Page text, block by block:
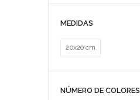
MEDIDAS
20x20 cm
NÚMERO DE COLORES